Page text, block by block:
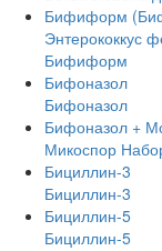
Бифиформ
Энтерококкус
Бифиформ
Бифоназол
Бифоназол
Бифоназол +
Микоспор
Бициллин-3
Бициллин-3
Бициллин-5
Бициллин-5